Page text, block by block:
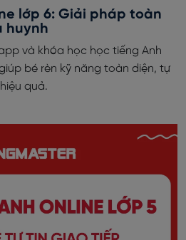
lớp 6: Giải pháp toàn
huynh
và khóa học học tiếng Anh
bé rèn kỹ năng toàn diện, tự
quả.